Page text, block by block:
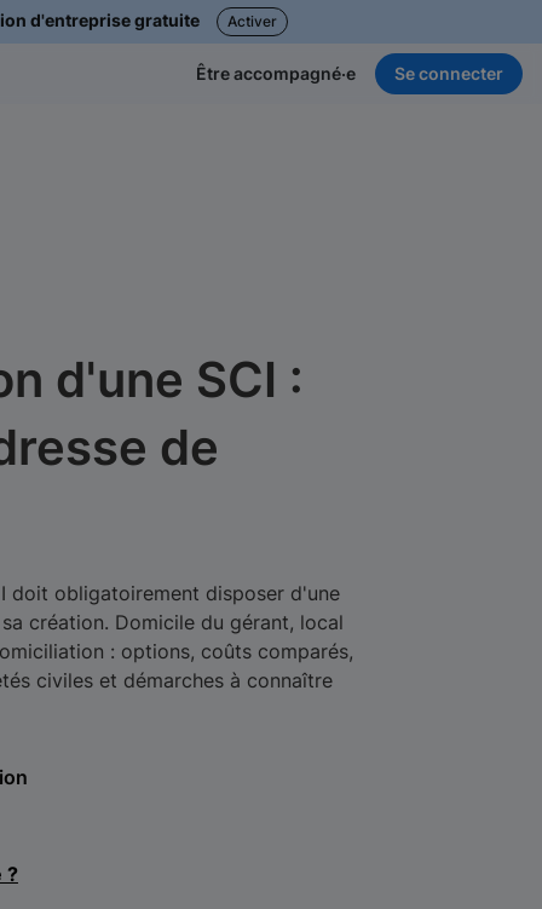
d'entreprise gratuite Activer
Être accompagné·e Se connecter
d'une SCI :
de
doit obligatoirement disposer d'une
création. Domicile du gérant, local
: options, coûts comparés,
civiles et démarches à connaître
?